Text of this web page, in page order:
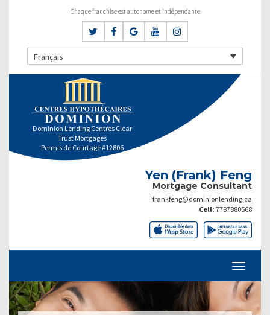
Chaque franchise est autonome et indépendante
Français
Dominion Lending Centres Clear
Trust Mortgages
Permis de Courtage #12806
Yen (Frank) Feng
Mortgage Consultant
frankfeng@dominionlending.ca
Cell: 7787880568